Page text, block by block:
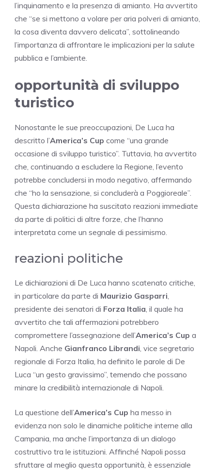
l’inquinamento e la presenza di amianto. Ha avvertito
che “se si mettono a volare per aria polveri di amianto,
la cosa diventa davvero delicata”, sottolineando
l’importanza di affrontare le implicazioni per la salute
pubblica e l’ambiente.
opportunità di sviluppo
turistico
Nonostante le sue preoccupazioni, De Luca ha
descritto l’America’s Cup come “una grande
occasione di sviluppo turistico”. Tuttavia, ha avvertito
che, continuando a escludere la Regione, l’evento
potrebbe concludersi in modo negativo, affermando
che “ho la sensazione, si concluderà a Poggioreale”.
Questa dichiarazione ha suscitato reazioni immediate
da parte di politici di altre forze, che l’hanno
interpretata come un segnale di pessimismo.
reazioni politiche
Le dichiarazioni di De Luca hanno scatenato critiche,
in particolare da parte di Maurizio Gasparri
presidente dei senatori di Forza Italia , il quale ha
avvertito che tali affermazioni potrebbero
compromettere l’assegnazione dell’America’s Cup a
Napoli. Anche Gianfranco Librandi , vice segretario
regionale di Forza Italia, ha definito le parole di De
Luca “un gesto gravissimo”, temendo che possano
minare la credibilità internazionale di Napoli.
La questione dell’America’s Cup ha messo in
evidenza non solo le dinamiche politiche interne alla
Campania, ma anche l’importanza di un dialogo
costruttivo tra le istituzioni. Affinché Napoli possa
sfruttare al meglio questa opportunità, è essenziale